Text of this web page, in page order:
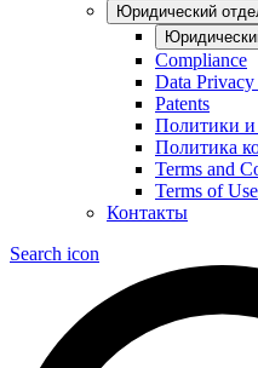
Юридический
Compliance
Data
Patents
Политики и
Политика
Terms and
Terms of Use
Контакты
Search icon